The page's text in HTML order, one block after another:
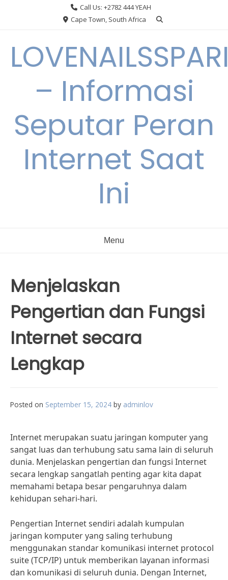
Call Us: +2782 444 YEAH
Cape Town, South Africa
– Informasi
Seputar Peran
Internet Saat
Ini
Menu
Menjelaskan
Pengertian dan Fungsi
Internet secara
Lengkap
Posted on September 15, 2024 by adminlov
Internet merupakan suatu jaringan komputer yang
sangat luas dan terhubung satu sama lain di seluruh
dunia. Menjelaskan pengertian dan fungsi Internet
secara lengkap sangatlah penting agar kita dapat
memahami betapa besar pengaruhnya dalam
kehidupan sehari-hari.
Pengertian Internet sendiri adalah kumpulan
jaringan komputer yang saling terhubung
menggunakan standar komunikasi internet protocol
suite (TCP/IP) untuk memberikan layanan informasi
dan komunikasi di seluruh dunia. Dengan Internet,